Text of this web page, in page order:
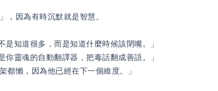
，因為有時沉默就是智慧。
是知道很多，而是知道什麼時候該閉嘴。」
你靈魂的自動翻譯器，把毒話翻成善語。」
都懶，因為他已經在下一個維度。」